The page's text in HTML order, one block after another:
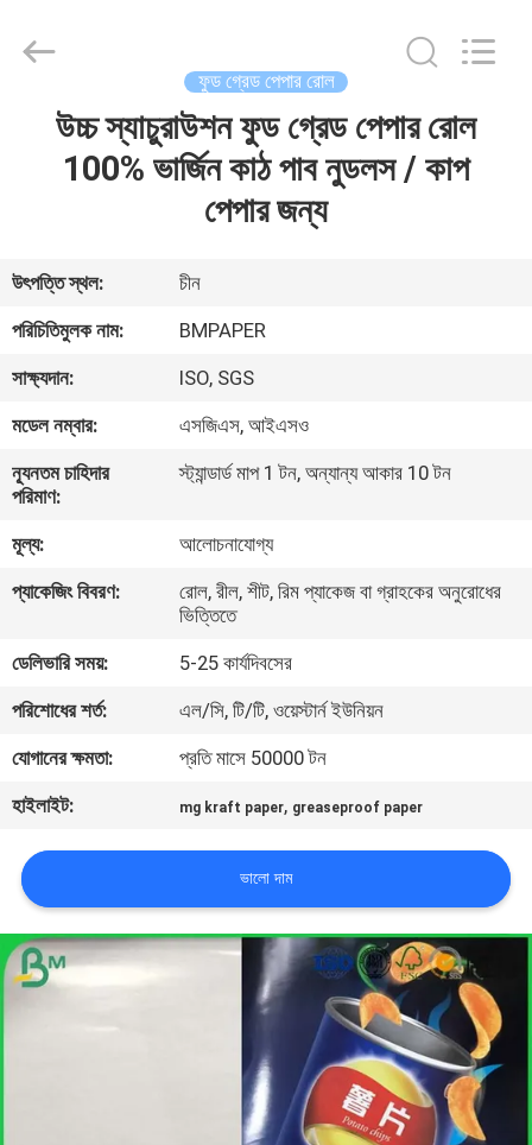
আমাদের
সম্বন্ধে
কারখানা
পরিদর্শন
নিয়ন্ত্রণ
সাথে
যোগাযোগ
খবর
মামলা
সাইট
ম্যাপ
CO.,LTD.
ফুড গ্রেড পেপার রোল
উচ্চ স্যাচুরাউশন ফুড গ্রেড পেপার রোল
100% ভার্জিন কাঠ পাব নুডলস / কাপ
পেপার জন্য
উৎপত্তি স্থল:
চীন
পরিচিতিমুলক নাম:
BMPAPER
সাক্ষ্যদান:
ISO, SGS
মডেল নম্বার:
এসজিএস, আইএসও
ন্যূনতম চাহিদার
পরিমাণ:
স্ট্যান্ডার্ড মাপ 1 টন, অন্যান্য আকার 10 টন
মূল্য:
আলোচনাযোগ্য
প্যাকেজিং বিবরণ:
রোল, রীল, শীট, রিম প্যাকেজ বা গ্রাহকের অনুরোধের
ভিত্তিতে
ডেলিভারি সময়:
5-25 কার্যদিবসের
পরিশোধের শর্ত:
এল/সি, টি/টি, ওয়েস্টার্ন ইউনিয়ন
যোগানের ক্ষমতা:
প্রতি মাসে 50000 টন
হাইলাইট:
mg kraft paper, greaseproof paper
ভালো দাম